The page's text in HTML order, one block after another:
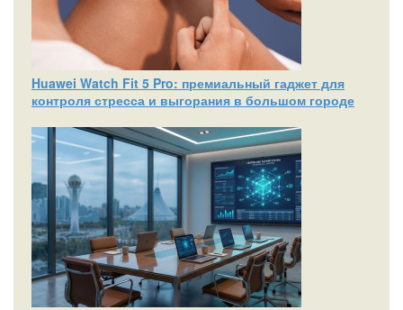
Huawei Watch Fit 5 Pro: премиальный гаджет для
контроля стресса и выгорания в большом городе